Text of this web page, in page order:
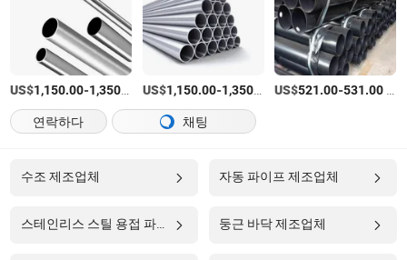
US$1,150.00-1,350.00 /티
US$1,150.00-1,350.00 /티
US$521.00-531.00
연락하다
채팅
수조 제조업체 자동 파이프 제조업체
스테인리스 스틸 용접 파이프 제조업체 둥근 바닥 제조업체